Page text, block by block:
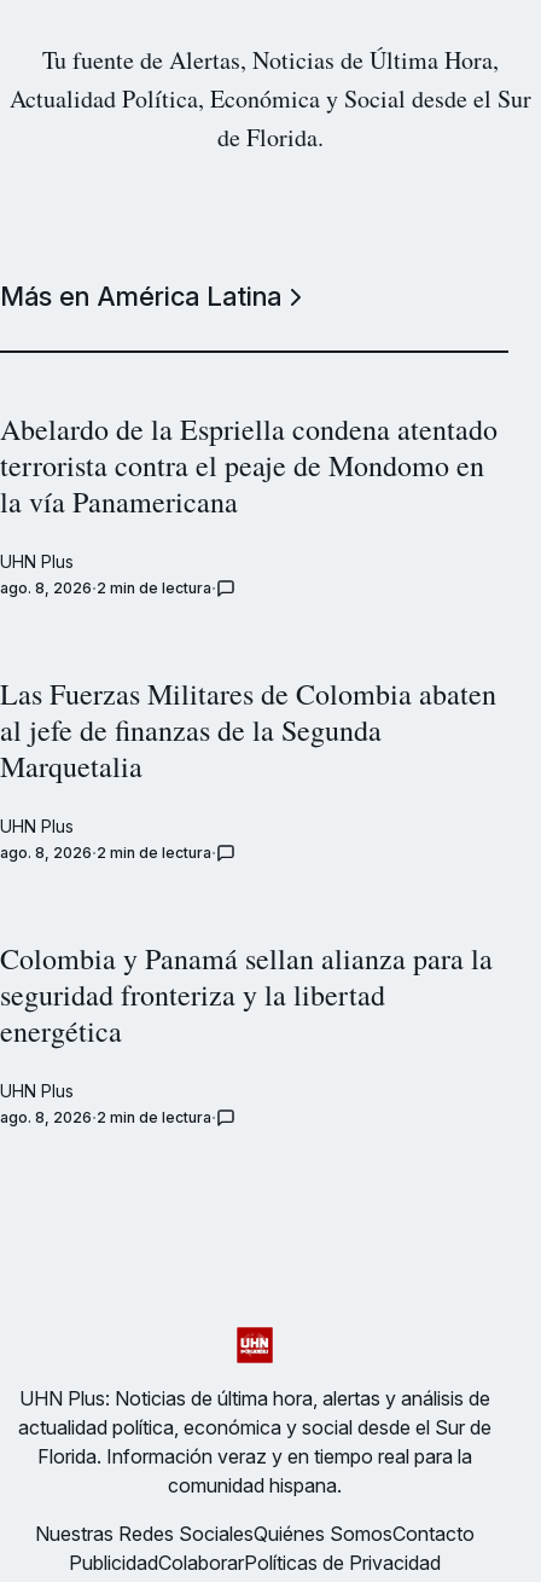
Tu fuente de Alertas, Noticias de Última Hora,
Actualidad Política, Económica y Social desde el Sur
de Florida.
Más en América Latina
Abelardo de la Espriella condena atentado
terrorista contra el peaje de Mondomo en
la vía Panamericana
UHN Plus
ago. 8, 2026 2 min de lectura
Las Fuerzas Militares de Colombia abaten
al jefe de finanzas de la Segunda
Marquetalia
UHN Plus
ago. 8, 2026 2 min de lectura
Colombia y Panamá sellan alianza para la
seguridad fronteriza y la libertad
energética
UHN Plus
ago. 8, 2026 2 min de lectura
UHN Plus: Noticias de última hora, alertas y análisis de
actualidad política, económica y social desde el Sur de
Florida. Información veraz y en tiempo real para la
comunidad hispana.
Nuestras Redes SocialesQuiénes SomosContacto
PublicidadColaborarPolíticas de Privacidad